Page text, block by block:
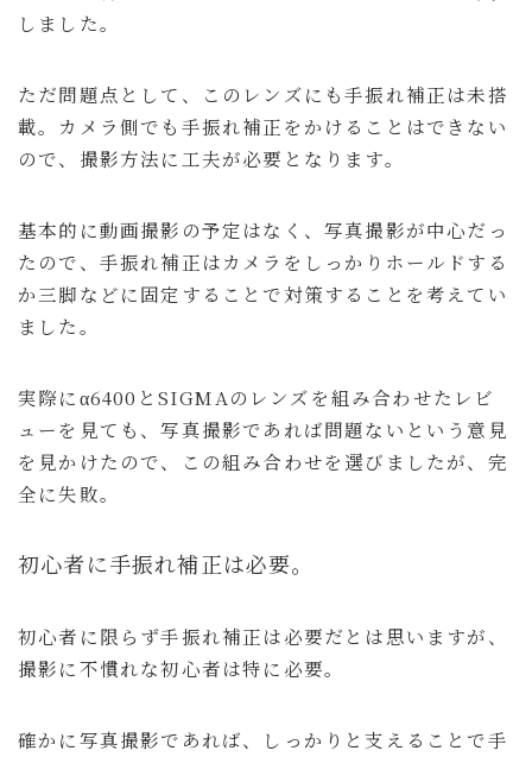
しました。
ただ問題点として、このレンズにも手振れ補正は未搭
載。カメラ側でも手振れ補正をかけることはできない
ので、撮影方法に工夫が必要となります。
基本的に動画撮影の予定はなく、写真撮影が中心だっ
たので、手振れ補正はカメラをしっかりホールドする
か三脚などに固定することで対策することを考えてい
ました。
実際にα6400とSIGMAのレンズを組み合わせたレビ
ューを見ても、写真撮影であれば問題ないという意見
を見かけたので、この組み合わせを選びましたが、完
全に失敗。
初心者に手振れ補正は必要。
初心者に限らず手振れ補正は必要だとは思いますが、
撮影に不慣れな初心者は特に必要。
確かに写真撮影であれば、しっかりと支えることで手